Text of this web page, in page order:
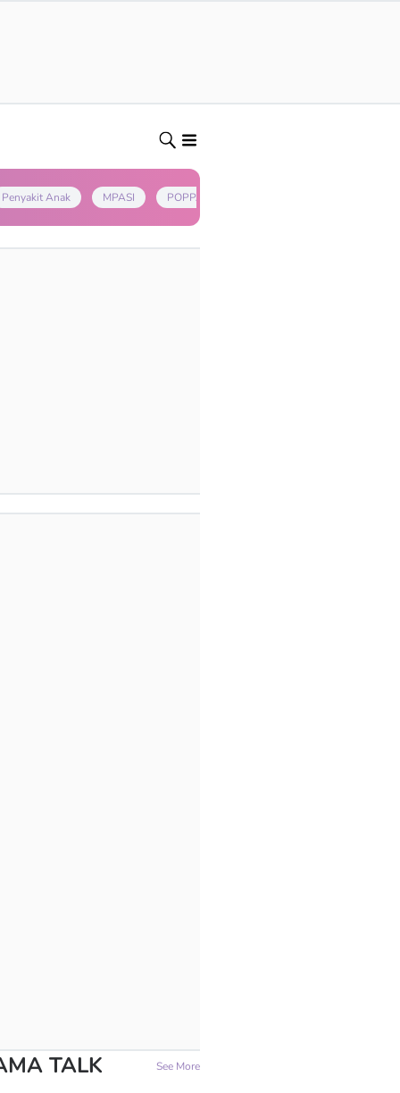
Penyakit Anak MPASI POPPAPA
TALK See More